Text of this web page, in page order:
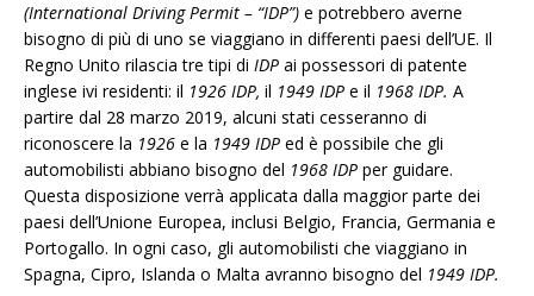
(International Driving Permit – “IDP”) e potrebbero averne
bisogno di più di uno se viaggiano in differenti paesi dell’UE. Il
Regno Unito rilascia tre tipi di IDP ai possessori di patente
inglese ivi residenti: il 1926 IDP, il 1949 IDP e il 1968 IDP. A
partire dal 28 marzo 2019, alcuni stati cesseranno di
riconoscere la 1926 e la 1949 IDP ed è possibile che gli
automobilisti abbiano bisogno del 1968 IDP per guidare.
Questa disposizione verrà applicata dalla maggior parte dei
paesi dell’Unione Europea, inclusi Belgio, Francia, Germania e
Portogallo. In ogni caso, gli automobilisti che viaggiano in
Spagna, Cipro, Islanda o Malta avranno bisogno del 1949 IDP.